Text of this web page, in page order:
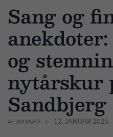
Sang og
og
nytårskur
Sandbjerg
AF JIM HOFF 12. JANUAR 2025